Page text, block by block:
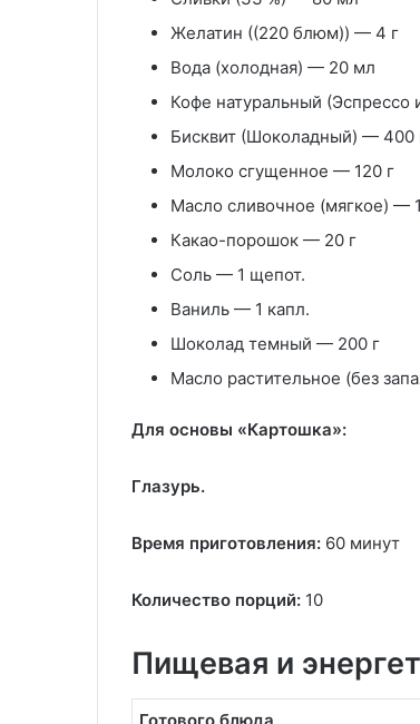
Желатин ((220 блюм)) — 4 г
Вода (холодная) — 20 мл
Кофе натуральный
Бисквит (Шоколадный) — 400
Молоко сгущенное — 120 г
Масло сливочное (мягкое) —
Какао-порошок — 20 г
Соль — 1 щепот.
Ваниль — 1 капл.
Шоколад темный — 200 г
Масло растительное (без
Для основы «Картошка»:
Глазурь.
Время приготовления: 60 минут
Количество порций: 10
Пищевая и